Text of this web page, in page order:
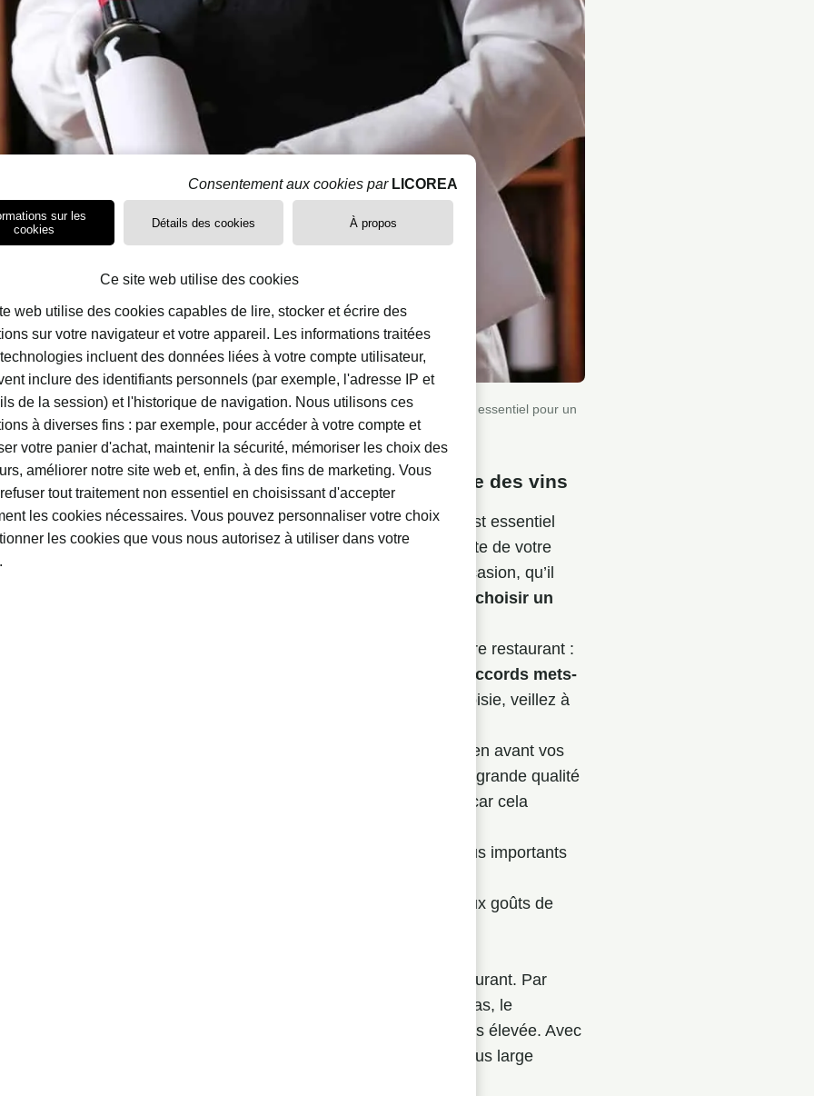
vin nº 1 : offrir des conseils bienveillants et guider les clients dans leur choix est essentiel pour un
service réussi.
service du vin nº 2 : préparer une excellente carte des vins
commence par unecarte des vins équilibrée et variée
. Il est essentiel
connaisse bien les vins, en particulier ceux qui figurent sur la carte de votre
aider vos clients à choisir le vin le plus adapté à chaque occasion, qu’il
pour accompagner des fruits de mer frais ou de choisir un
à l’esprit lorsque vous élaborez la carte des vins de votre restaurant :
des vins de manière logique, par région, cépage, corps, accords mets-
classement. Quelle que soit la méthode de catégorisation choisie, veillez à
. Mettez en avant vos
les plus rares, mais intégrez aussi à votre sélection des vins de grande qualité
toutefois d’organiser la carte des vins en fonction du prix, car cela
, car ils comptent parmi les critères les plus importants
de vins blancs, rouges et effervescents afin de répondre aux goûts de
commencer par comprendre ce qui a amené les clients au restaurant. Par
découvrir que la table célèbre une occasion spéciale. Dans ce cas, le
peut orienter ses recommandations vers une gamme de prix plus élevée. Avec
il peut être judicieux que vos employés présentent un éventail plus large
Consentement aux cookies par LICOREA
sur les
cookies
Détails des cookies À propos
Ce site web utilise des cookies
web utilise des cookies capables de lire, stocker et écrire des
sur votre navigateur et votre appareil. Les informations traitées
incluent des données liées à votre compte utilisateur,
inclure des identifiants personnels (par exemple, l'adresse IP et
de la session) et l'historique de navigation. Nous utilisons ces
à diverses fins : par exemple, pour accéder à votre compte et
votre panier d'achat, maintenir la sécurité, mémoriser les choix des
améliorer notre site web et, enfin, à des fins de marketing. Vous
tout traitement non essentiel en choisissant d'accepter
les cookies nécessaires. Vous pouvez personnaliser votre choix
les cookies que vous nous autorisez à utiliser dans votre